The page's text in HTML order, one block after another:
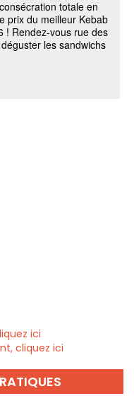
ici
cliquez ici